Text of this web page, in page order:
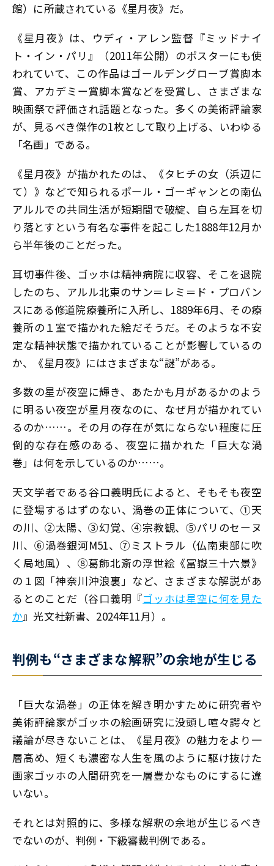
館）に所蔵されている《星月夜》だ。
《星月夜》は、ウディ・アレン監督『ミッドナイ
ト・イン・パリ』（2011年公開）のポスターにも使
われていて、この作品はゴールデングローブ賞脚本
賞、アカデミー賞脚本賞などを受賞し、さまざまな
映画祭で評価され話題となった。多くの美術評論家
が、見るべき傑作の1枚として取り上げる、いわゆる
「名画」である。
《星月夜》が描かれたのは、《タヒチの女（浜辺に
て）》などで知られるポール・ゴーギャンとの南仏
アルルでの共同生活が短期間で破綻、自ら左耳を切
り落とすという有名な事件を起こした1888年12月か
ら半年後のことだった。
耳切事件後、ゴッホは精神病院に収容、そこを退院
したのち、アルル北東のサン＝レミ＝ド・プロバン
スにある修道院療養所に入所し、1889年6月、その療
養所の１室で描かれた絵だそうだ。そのような不安
定な精神状態で描かれていることが影響しているの
か、《星月夜》にはさまざまな“謎”がある。
多数の星が夜空に輝き、あたかも月があるかのよう
に明るい夜空が星月夜なのに、なぜ月が描かれてい
るのか……。その月の存在が気にならない程度に圧
倒的な存在感のある、夜空に描かれた「巨大な渦
巻」は何を示しているのか……。
天文学者である谷口義明氏によると、そもそも夜空
に登場するはずのない、渦巻の正体について、①天
の川、②太陽、③幻覚、④宗教観、⑤パリのセーヌ
川、⑥渦巻銀河М51、⑦ミストラル（仏南東部に吹
く局地風）、⑧葛飾北斎の浮世絵《冨嶽三十六景》
の１図「神奈川沖浪裏」など、さまざまな解説があ
るとのことだ（谷口義明『ゴッホは星空に何を見た
か』光文社新書、2024年11月）。
判例も“さまざまな解釈”の余地が生じる
「巨大な渦巻」の正体を解き明かすために研究者や
美術評論家がゴッホの絵画研究に没頭し喧々諤々と
議論が尽きないことは、《星月夜》の魅力をより一
層高め、短くも濃密な人生を風のように駆け抜けた
画家ゴッホの人間研究を一層豊かなものにするに違
いない。
それとは対照的に、多様な解釈の余地が生じるべき
でないのが、判例・下級審裁判例である。